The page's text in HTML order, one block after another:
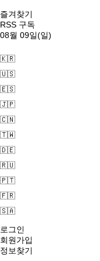
즐겨찾기
RSS 구독
08월 09일(일)
🇰🇷
🇺🇸
🇪🇸
🇯🇵
🇨🇳
🇹🇼
🇩🇪
🇷🇺
🇵🇹
🇫🇷
🇸🇦
로그인
회원가입
정보찾기